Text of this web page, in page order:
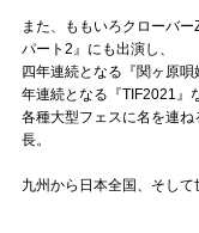
また、ももいろクローバ
パート2』にも出演し、
四年連続となる『関ヶ原
年連続となる『TIF2021』
各種大型フェスに名を連
長。
九州から日本全国、そして